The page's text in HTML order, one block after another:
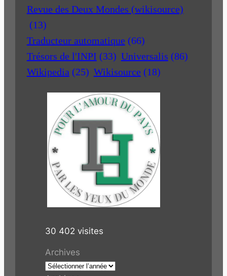
Revue des Deux Mondes (wikisource)
(13)
Traducteur automatique (66)
Trésors de l'INPI (33) Universalis (86)
Wikipedia (25) Wikisource (18)
30 402 visites
Archives